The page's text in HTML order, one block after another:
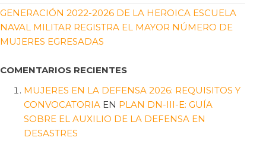
GENERACIÓN 2022-2026 DE LA HEROICA ESCUELA
NAVAL MILITAR REGISTRA EL MAYOR NÚMERO DE
MUJERES EGRESADAS
COMENTARIOS RECIENTES
MUJERES EN LA DEFENSA 2026: REQUISITOS Y
CONVOCATORIA EN PLAN DN-III-E: GUÍA
SOBRE EL AUXILIO DE LA DEFENSA EN
DESASTRES